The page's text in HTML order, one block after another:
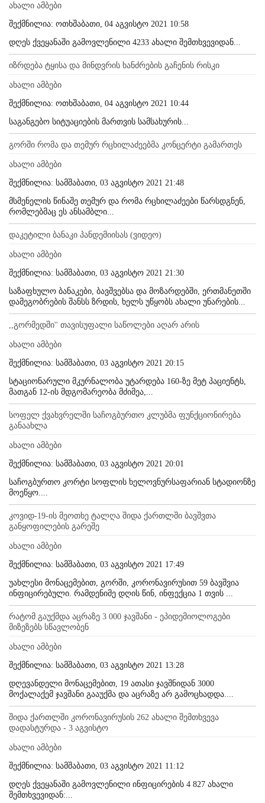
ახალი ამბები
შექმნილია: ოთხშაბათი, 04 აგვისტო 2021 10:58
დღეს ქვეყანაში გამოვლენილი 4233 ახალი შემთხვევიდან...
იზრდება ტყისა და მინდვრის ხანძრების გაჩენის რისკი
ახალი ამბები
შექმნილია: ოთხშაბათი, 04 აგვისტო 2021 10:44
საგანგებო სიტუაციების მართვის სამსახურის...
გორში რომა და თემურ რცხილაძეებმა კონცერტი გამართეს
ახალი ამბები
შექმნილია: სამშაბათი, 03 აგვისტო 2021 21:48
მსმენელის წინაშე თემურ და რომა რცხილაძეები წარსდგნენ,
რომლებმაც ეს ანსამბლი...
დაკეტილი ბანაკი პანდემიისას (ვიდეო)
ახალი ამბები
შექმნილია: სამშაბათი, 03 აგვისტო 2021 21:30
საზაფხულო ბანაკები, ბავშვებსა და მოზარდებში, ერთმანეთში
დამეგობრების შანსს ზრდის, ხელს უწყობს ახალი უნარების...
,,გორმედში'' თავისუფალი საწოლები აღარ არის
ახალი ამბები
შექმნილია: სამშაბათი, 03 აგვისტო 2021 20:15
სტაციონარული მკურნალობა უტარდება 160-ზე მეტ პაციენტს,
მათგან 12-ის მდგომარეობა მძიმეა,...
სოფელ ქვახვრელში საჩოგბურთო კლუბმა ფუნქციონირება
განაახლა
ახალი ამბები
შექმნილია: სამშაბათი, 03 აგვისტო 2021 20:01
საჩოგბურთო კორტი სოფლის ხელოვნურსაფარიან სტადიონზე
მოეწყო....
კოვიდ-19-ის მეოთხე ტალღა შიდა ქართლში ბავშვთა
განყოფილების გარეშე
ახალი ამბები
შექმნილია: სამშაბათი, 03 აგვისტო 2021 17:49
უახლესი მონაცემებით, გორში, კორონავირუსით 59 ბავშვია
ინფიცირებული. რამდენიმე დღის წინ, ინფექცია 1 თვის ...
რატომ გაუქმდა აცრაზე 3 000 ჯავშანი - ეპიდემიოლოგები
მიზეზებს სწავლობენ
ახალი ამბები
შექმნილია: სამშაბათი, 03 აგვისტო 2021 13:28
დღევანდელი მონაცემებით, 19 ათასი ჯავშნიდან 3000
მოქალაქემ ჯავშანი გააუქმა და აცრაზე არ გამოცხადდა....
შიდა ქართლში კორონავირუსის 262 ახალი შემთხვევა
დადასტურდა - 3 აგვისტო
ახალი ამბები
შექმნილია: სამშაბათი, 03 აგვისტო 2021 11:12
დღეს ქვეყანაში გამოვლენილი ინფიცირების 4 827 ახალი
შემთხვევიდან:...